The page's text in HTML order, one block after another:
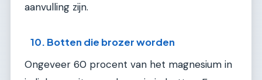
aanvulling zijn.
10. Botten die brozer worden
Ongeveer 60 procent van het magnesium in